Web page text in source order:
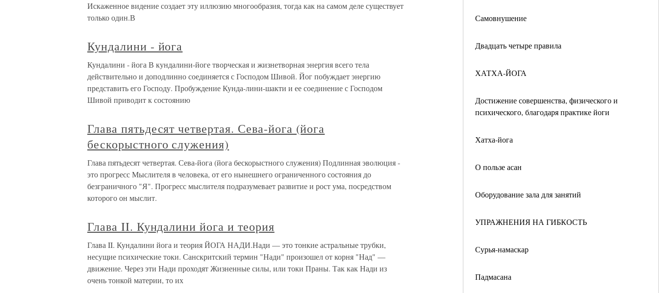
Самовнушение
Двадцать четыре правила
ХАТХА-ЙОГА
Достижение совершенства, физического и
психического, благодаря практике йоги
Хатха-йога
О пользе асан
Оборудование зала для занятий
УПРАЖНЕНИЯ НА ГИБКОСТЬ
Сурья-намаскар
Падмасана
Искаженное видение создает эту иллюзию многообразия, тогда как на самом деле существует
только один.В
Кундалини - йога
Кундалини - йога В кундалини-йоге творческая и жизнетворная энергия всего тела
действительно и доподлинно соединяется с Господом Шивой. Йог побуждает энергию
представить его Господу. Пробуждение Кунда-лини-шакти и ее соединение с Господом
Шивой приводит к состоянию
Глава пятьдесят четвертая. Сева-йога (йога
бескорыстного служения)
Глава пятьдесят четвертая. Сева-йога (йога бескорыстного служения) Подлинная эволюция -
это прогресс Мыслителя в человека, от его нынешнего ограниченного состояния до
безграничного "Я". Прогресс мыслителя подразумевает развитие и рост ума, посредством
которого он мыслит.
Глава II. Кундалини йога и теория
Глава II. Кундалини йога и теория ЙОГА НАДИ.Нади — это тонкие астральные трубки,
несущие психические токи. Санскритский термин "Нади" произошел от корня "Над" —
движение. Через эти Нади проходят Жизненные силы, или токи Праны. Так как Нади из
очень тонкой материи, то их